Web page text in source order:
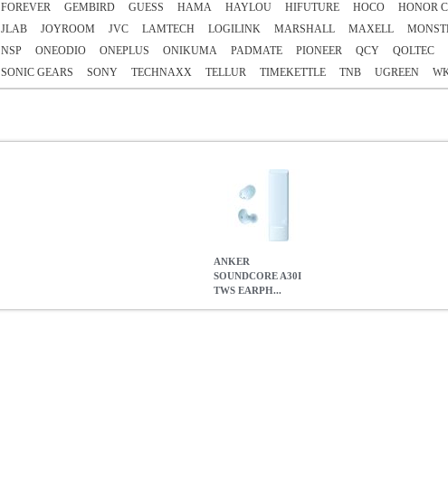
FOREVER
GEMBIRD GUESS HAMA HAYLOU HIFUTURE HOCO HONOR
JLΑΒ
JOYROOM JVC LAMTECH LOGILINK MARSHALL MAXELL
NSP
ONEODIO ONEPLUS ONIKUMA PADMATE PIONEER QCY QOLTEC
SONIC GEARS
SONY TECHNAXX TELLUR TIMEKETTLE TNB UGREEN
ANKER
SOUNDCORE A30I
TWS EARPH...